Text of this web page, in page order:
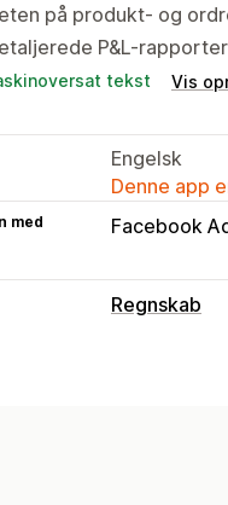
på produkt- og
P&L-
tekst Vis
Engelsk
Denne app
med Facebook
Regnskab